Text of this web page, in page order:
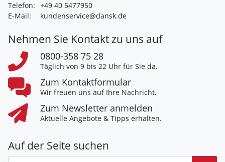
Telefon: +49 40 5477950
E-Mail:
kundenservice@dansk.de
Nehmen Sie Kontakt zu uns auf
0800-358 75 28
Täglich von 9 bis 22 Uhr für Sie da.
Zum Kontaktformular
Wir freuen uns auf Ihre Nachricht.
Zum Newsletter anmelden
Aktuelle Angebote & Tipps erhalten.
Auf der Seite suchen